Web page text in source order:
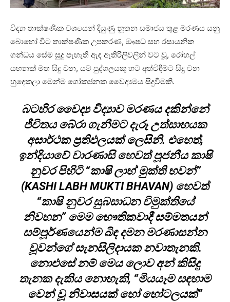
විද්‍යා තාක්ෂණික වශයෙන් දියුණු නූතන සමාජය තුළ මරණය යනු
බොහෝ විට තාක්ෂණික උපකරණ, ඖෂධ සහ රසායනික
ගන්ධය සේම සුදු පැහැති ඇඳ ඇතිරිලිවලින් වට වූ, රෝහල්
යහනක් මත සිදු වන, යම් පුද්ගලයකු හට අත්විඳීමට සිදු වන
හුදෙකලා මෙන්ම ශෝකජනක වෛද්‍යමය සිදුවීමකි.
බටහිර වෛද්‍ය විද්‍යාව මරණය දකින්නේ
ජීවිතය බේරා ගැනීමට දැරූ උත්සාහයක
අසාර්ථක ප්‍රතිඵලයක් ලෙසිනි. එහෙත්,
ඉන්දියාවේ වාරණාසි හෙවත් පූජනීය කාෂි
නුවර පිහිටි “කාෂි ලාභ් මුක්ති භවන්”
(KASHI LABH MUKTI BHAVAN) හෙවත්
“කාෂි නුවර සුබසාධන විමුක්තියේ
නිවහන” මෙම භෞතිකවාදී සම්මතයන්
සම්පූර්ණයෙන්ම බිඳ දමන මරණාසන්න
වූවන්ගේ සැනසිලිදායක නවාතැනකි.
නොඑසේ නම් මෙය ලොව අන් කිසිදු
තැනක දැකිය නොහැකි, “මියයෑම සඳහාම
වෙන් වූ නිවාසයක් හෝ හෝටලයක්”